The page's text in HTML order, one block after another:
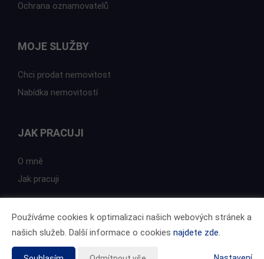
Ochrana oznamovatelů
MOJE SLUŽBY
Chci prodat nemovitost
Nabídka nemovitostí
JAK PRACUJI
O mně
Jak pracuji
Vytvořeno v systémuCHYTRÝ WEB MAKLÉŘE
Tomawell s.r.o. © 2026
Používáme cookies k optimalizaci našich webových stránek a
našich služeb. Další informace o cookies najdete zde.